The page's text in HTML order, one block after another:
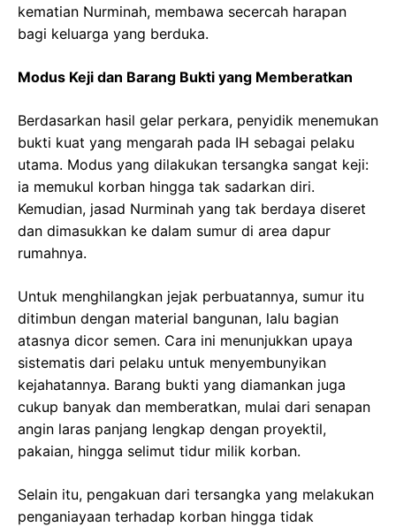
kematian Nurminah, membawa secercah harapan
bagi keluarga yang berduka.
Modus Keji dan Barang Bukti yang Memberatkan
Berdasarkan hasil gelar perkara, penyidik menemukan
bukti kuat yang mengarah pada IH sebagai pelaku
utama. Modus yang dilakukan tersangka sangat keji:
ia memukul korban hingga tak sadarkan diri.
Kemudian, jasad Nurminah yang tak berdaya diseret
dan dimasukkan ke dalam sumur di area dapur
rumahnya.
Untuk menghilangkan jejak perbuatannya, sumur itu
ditimbun dengan material bangunan, lalu bagian
atasnya dicor semen. Cara ini menunjukkan upaya
sistematis dari pelaku untuk menyembunyikan
kejahatannya. Barang bukti yang diamankan juga
cukup banyak dan memberatkan, mulai dari senapan
angin laras panjang lengkap dengan proyektil,
pakaian, hingga selimut tidur milik korban.
Selain itu, pengakuan dari tersangka yang melakukan
penganiayaan terhadap korban hingga tidak